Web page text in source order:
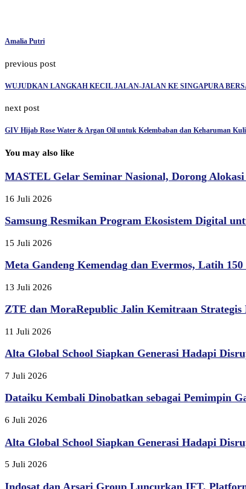
Amalia Putri
previous post
WUJUDKAN LANGKAH KECIL JALAN-JALAN KE SINGAPURA
next post
GIV Hijab Rose Water & Argan Oil untuk Kelembaban dan Keharuman
You may also like
MASTEL Gelar Seminar Nasional, Dorong
16 Juli 2026
Samsung Resmikan Program Ekosistem Digital
15 Juli 2026
Meta Gandeng Kemendag dan Evermos, Latih
13 Juli 2026
ZTE dan MoraRepublic Jalin Kemitraan Strategis
11 Juli 2026
Alta Global School Siapkan Generasi Hadapi
7 Juli 2026
Dataiku Kembali Dinobatkan sebagai Pemimpin
6 Juli 2026
Alta Global School Siapkan Generasi Hadapi
5 Juli 2026
Indosat dan Arsari Group Luncurkan IFT,